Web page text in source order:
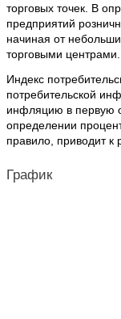
торговых точек. В
предприятий
начиная от
торговыми центрами.
Индекс
потребительской
инфляцию в первую
определении
правило, приводит к
График